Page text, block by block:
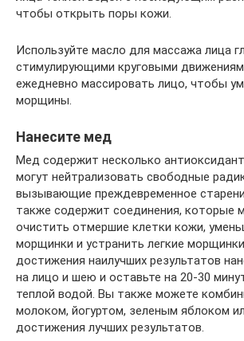
чтобы открыть поры кожи.
Используйте масло для массажа лица
стимулирующими круговыми
ежедневно массировать лицо, чтобы
морщины.
Нанесите мед
Мед содержит несколько
могут нейтрализовать свободные
вызывающие преждевременное
также содержит соединения, которые
очистить отмершие клетки кожи,
морщинки и устранить легкие
достижения наилучших результатов
на лицо и шею и оставьте на 20-30
теплой водой. Вы также можете
молоком, йогуртом, зеленым яблоком
достижения лучших результатов.